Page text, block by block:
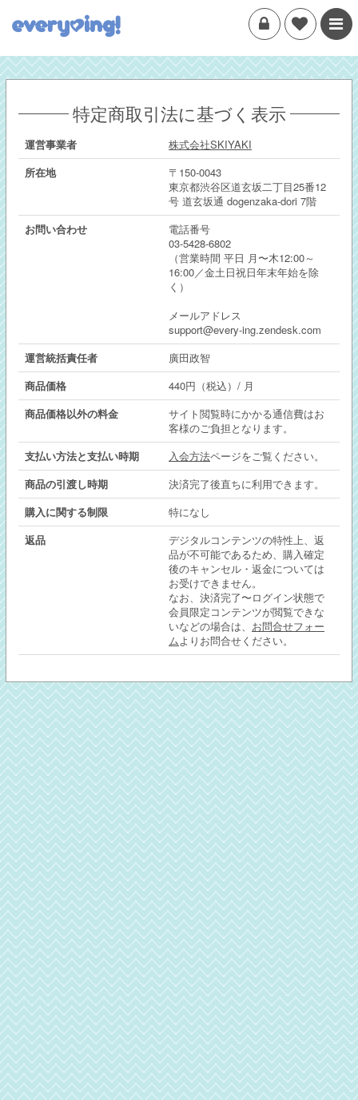
特定商取引法に基づく表示
運営事業者
株式会社SKIYAKI
所在地
〒150-0043
東京都渋谷区道玄坂二丁目25番12
号 道玄坂通 dogenzaka-dori 7階
お問い合わせ
電話番号
03-5428-6802
（営業時間 平日 月〜木12:00～
16:00／金土日祝日年末年始を除
く）
メールアドレス
support@every-ing.zendesk.com
運営統括責任者
廣田政智
商品価格
440円（税込）/ 月
商品価格以外の料金
サイト閲覧時にかかる通信費はお
客様のご負担となります。
支払い方法と支払い時期
入会方法ページをご覧ください。
商品の引渡し時期
決済完了後直ちに利用できます。
購入に関する制限
特になし
返品
デジタルコンテンツの特性上、返
品が不可能であるため、購入確定
後のキャンセル・返金については
お受けできません。
なお、決済完了〜ログイン状態で
会員限定コンテンツが閲覧できな
いなどの場合は、 お問合せフォー
ムよりお問合せください。